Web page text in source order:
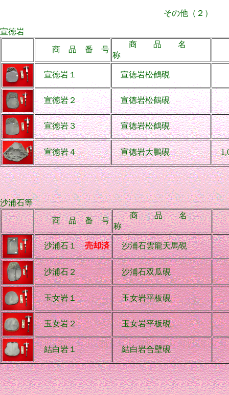
その他（２）
宣徳岩
商 品 番 号
商 品 名
称
宣徳岩１ 宣徳岩松鶴硯
宣徳岩２ 宣徳岩松鶴硯
宣徳岩３ 宣徳岩松鶴硯
宣徳岩４ 宣徳岩大鵬硯
沙浦石等
商 品 番 号
商 品 名
称
沙浦石１売却済 沙浦石雲龍天馬硯
沙浦石２ 沙浦石双瓜硯
玉女岩１ 玉女岩平板硯
玉女岩２ 玉女岩平板硯
結白岩１ 結白岩合壁硯